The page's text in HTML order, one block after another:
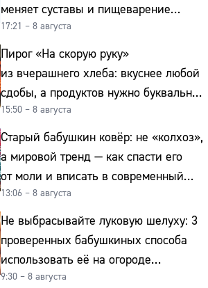
меняет суставы и пищеварение
после 50
17:21 – 8 августа
Пирог «На скорую руку»
из вчерашнего хлеба: вкуснее любой
сдобы, а продуктов нужно буквально
копейки
15:50 – 8 августа
Старый бабушкин ковёр: не «колхоз»,
а мировой тренд — как спасти его
от моли и вписать в современный
интерьер
13:06 – 8 августа
Не выбрасывайте луковую шелуху: 3
проверенных бабушкиных способа
использовать её на огороде
и для здоровья этой зимой
9:30 – 8 августа